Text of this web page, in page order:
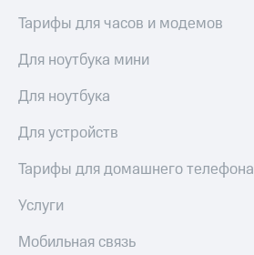
Тарифы для часов и модемов
Для ноутбука мини
Для ноутбука
Для устройств
Тарифы для домашнего телефона
Услуги
Мобильная связь